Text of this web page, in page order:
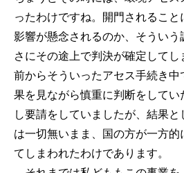
ったわけですね。開門されること
影響が懸念されるのか、そういう
さにその途上で判決が確定して
前からそういったアセス手続き
果を見ながら慎重に判断をしてい
し要請をしていましたが、結果
は一切無いまま、国の方が一方
てしまわれたわけであります。